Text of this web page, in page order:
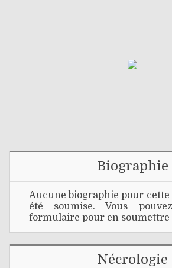
Biographie
Aucune biographie pour cette
été soumise. Vous
formulaire pour en soumettre
Nécrologie